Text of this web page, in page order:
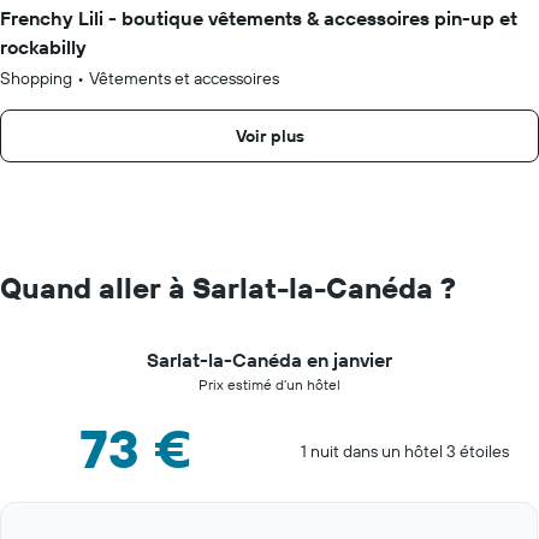
Frenchy Lili - boutique vêtements & accessoires pin-up et
rockabilly
Shopping • Vêtements et accessoires
Voir plus
Quand aller à Sarlat-la-Canéda ?
Sarlat-la-Canéda en janvier
Prix estimé d’un hôtel
73 € 1 nuit dans un hôtel 3 étoiles